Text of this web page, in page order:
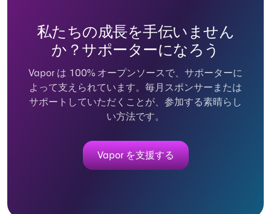
私たちの成長を手伝いません
か？サポーターになろう
Vapor は 100% オープンソースで、サポーターに
よって支えられています。毎月スポンサーまたは
サポートしていただくことが、参加する素晴らし
い方法です。
Vapor を支援する